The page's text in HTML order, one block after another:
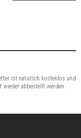
ist natürlich kostenlos und
wieder abbestellt werden.